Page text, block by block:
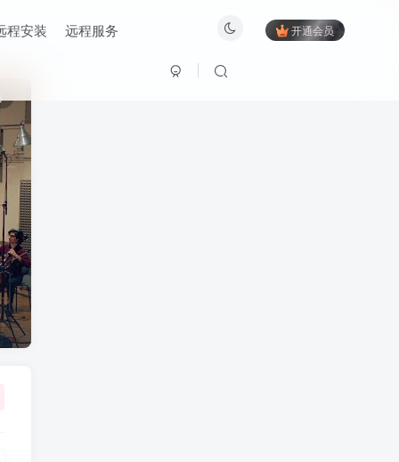
程安装 远程服务 开通会员